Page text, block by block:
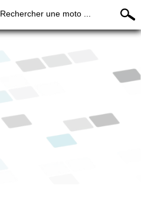
Rechercher une moto ...